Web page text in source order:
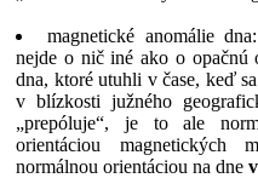
magnetické anomálie
nejde o nič iné ako o opačnú
dna, ktoré utuhli v čase, keď
v blízkosti južného
„prepóluje“, je to ale
orientáciou magnetických
normálnou orientáciou na dne